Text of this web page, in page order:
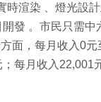
時渲染 、燈光設計
發 。市民只需中
面，每月收入0元
每月收入22,001